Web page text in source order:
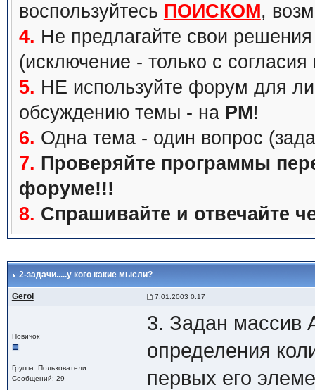
воспользуйтесь ПОИСКОМ,
4. Не предлагайте свои
(исключение - только с
5. НЕ используйте форум для
обсуждению темы - на PM!
6. Одна тема - один вопрос
7. Проверяйте программы
форуме!!!
8. Спрашивайте и отвечайте
2-задачи.....у кого какие мысли?
Geroi 7.01.2003 0:17
Новичок
Группа: Пользователи
Сообщений: 29
3. Задан массив
определения
первых его